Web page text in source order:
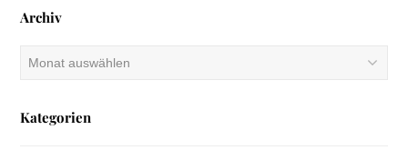
Archiv
Archiv
Kategorien